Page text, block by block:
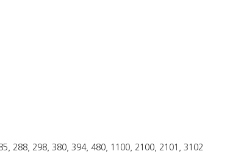
298, 380, 394, 480, 1100, 2100, 2101, 3102